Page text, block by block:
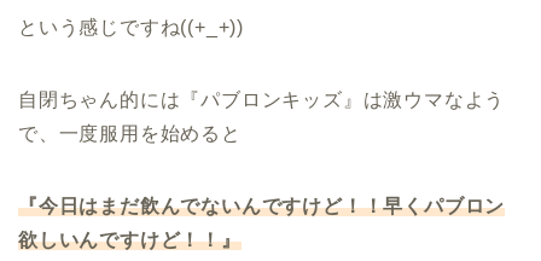
という感じですね((+_+))
自閉ちゃん的には『パブロンキッズ』は激ウマなよう
で、一度服用を始めると
『今日はまだ飲んでないんですけど！！早くパブロン
欲しいんですけど！！』